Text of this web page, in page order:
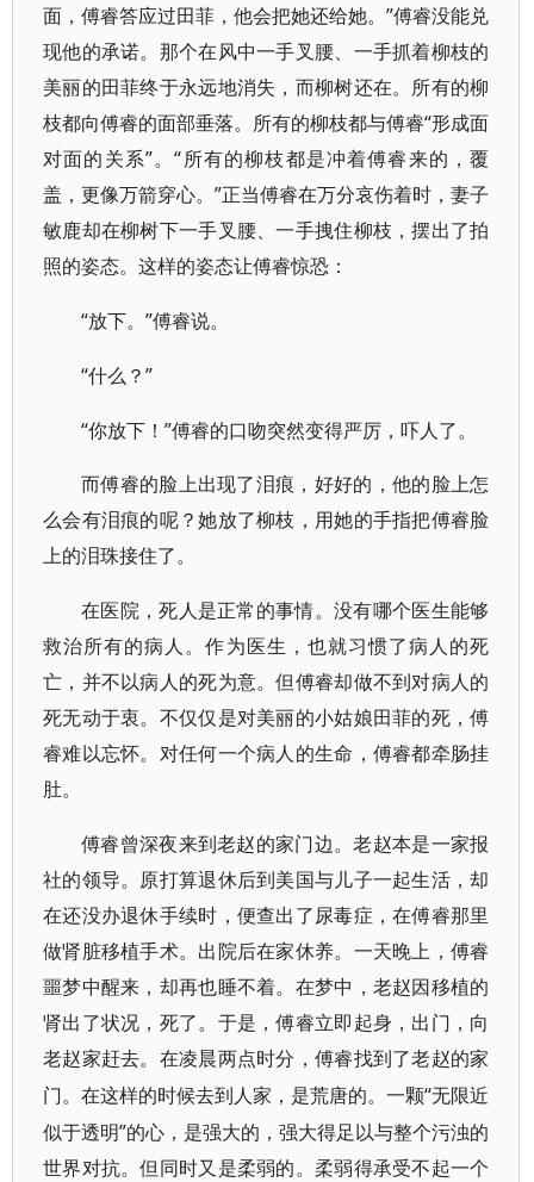
面，傅睿答应过田菲，他会把她还给她。”傅睿没能兑
现他的承诺。那个在风中一手叉腰、一手抓着柳枝的
美丽的田菲终于永远地消失，而柳树还在。所有的柳
枝都向傅睿的面部垂落。所有的柳枝都与傅睿“形成面
对面的关系”。“所有的柳枝都是冲着傅睿来的，覆
盖，更像万箭穿心。”正当傅睿在万分哀伤着时，妻子
敏鹿却在柳树下一手叉腰、一手拽住柳枝，摆出了拍
照的姿态。这样的姿态让傅睿惊恐：
“放下。”傅睿说。
“什么？”
“你放下！”傅睿的口吻突然变得严厉，吓人了。
而傅睿的脸上出现了泪痕，好好的，他的脸上怎
么会有泪痕的呢？她放了柳枝，用她的手指把傅睿脸
上的泪珠接住了。
在医院，死人是正常的事情。没有哪个医生能够
救治所有的病人。作为医生，也就习惯了病人的死
亡，并不以病人的死为意。但傅睿却做不到对病人的
死无动于衷。不仅仅是对美丽的小姑娘田菲的死，傅
睿难以忘怀。对任何一个病人的生命，傅睿都牵肠挂
肚。
傅睿曾深夜来到老赵的家门边。老赵本是一家报
社的领导。原打算退休后到美国与儿子一起生活，却
在还没办退休手续时，便查出了尿毒症，在傅睿那里
做肾脏移植手术。出院后在家休养。一天晚上，傅睿
噩梦中醒来，却再也睡不着。在梦中，老赵因移植的
肾出了状况，死了。于是，傅睿立即起身，出门，向
老赵家赶去。在凌晨两点时分，傅睿找到了老赵的家
门。在这样的时候去到人家，是荒唐的。一颗“无限近
似于透明”的心，是强大的，强大得足以与整个污浊的
世界对抗。但同时又是柔弱的。柔弱得承受不起一个